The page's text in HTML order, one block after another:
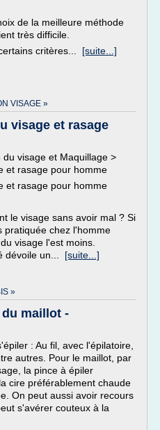
de la meilleure méthode
très difficile.
critères... [suite...]
VISAGE »
visage et rasage
visage et Maquillage >
et rasage pour homme
et rasage pour homme
le visage sans avoir mal ? Si
pratiquée chez l'homme
visage l'est moins.
dévoile un... [suite...]
»
maillot -
: Au fil, avec l'épilatoire,
autres. Pour le maillot, par
la pince à épiler
cire préférablement chaude
On peut aussi avoir recours
s'avérer couteux à la